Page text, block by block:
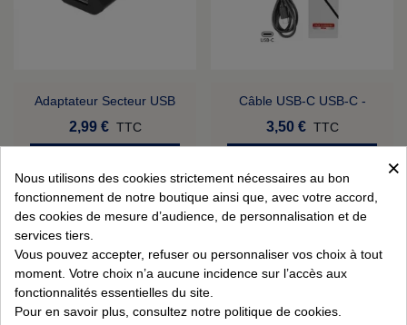
Adaptateur Secteur USB
2,99 € TTC
Câble USB-C USB-C -
Fumytech
3,50 € TTC
LES IMMANQUABLES
LIENS UTILES
×
Nous utilisons des cookies strictement nécessaires au bon
fonctionnement de notre boutique ainsi que, avec votre accord,
des cookies de mesure d’audience, de personnalisation et de
services tiers.
Vous pouvez accepter, refuser ou personnaliser vos choix à tout
moment. Votre choix n’a aucune incidence sur l’accès aux
fonctionnalités essentielles du site.
Pour en savoir plus, consultez notre politique de cookies.